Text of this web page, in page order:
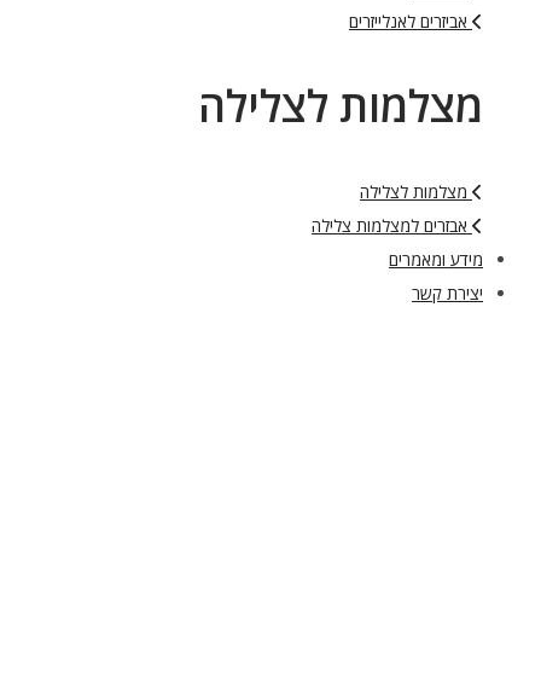
אביזרים לאנלייזרים
מצלמות לצלילה
מצלמות לצלילה
אבזרים למצלמות צלילה
מידע ומאמרים
יצירת קשר